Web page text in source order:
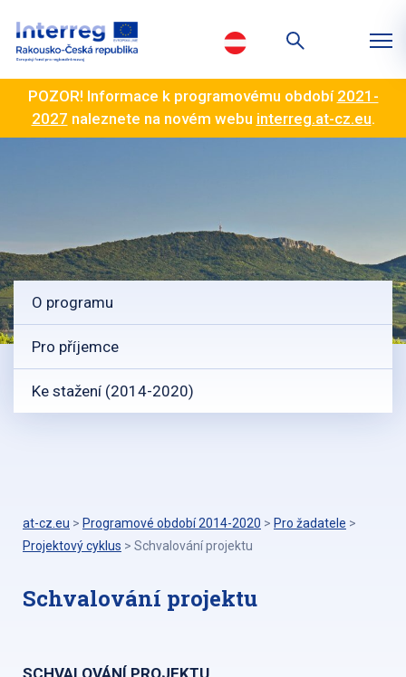
POZOR! Informace k programovému období 2021-
2027 naleznete na novém webu interreg.at-cz.eu.
O programu
Pro příjemce
Ke stažení (2014-2020)
at-cz.eu > Programové období 2014-2020 > Pro žadatele >
Projektový cyklus > Schvalování projektu
Schvalování projektu
SCHVALOVÁNÍ PROJEKTU